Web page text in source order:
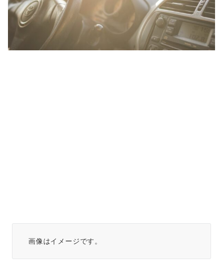
画像はイメージです。